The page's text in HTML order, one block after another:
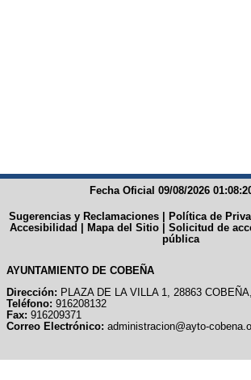
Fecha Oficial 09/08/2026
Sugerencias y Reclamaciones| Política de
Accesibilidad | Mapa del Sitio | Solicitud de
pública
AYUNTAMIENTO DE COBEÑA
Dirección: PLAZA DE LA VILLA 1, 28863
Teléfono: 916208132
Fax: 916209371
Correo Electrónico: administracion@ayto-